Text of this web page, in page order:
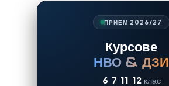
ПРИЕМ 2026/27
Курсове
НВО & ДЗИ
6 7 11 12 клас